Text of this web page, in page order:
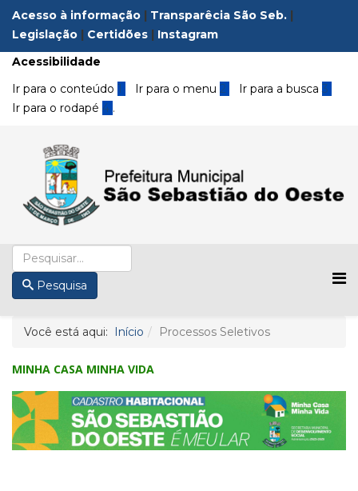
Acesso à informação | Transparêcia São Seb. |
Legislação | Certidões | Instagram
Acessibilidade
Ir para o conteúdo 1 Ir para o menu 2 Ir para a busca3
Ir para o rodapé 4 .
Pesquisa
Você está aqui: Início Processos Seletivos
MINHA CASA MINHA VIDA